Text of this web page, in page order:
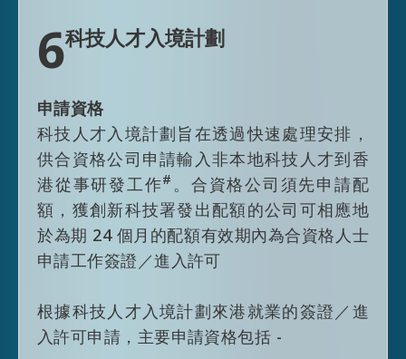
逗留時，申請人須提供證明文件以證明已
於香港定居及對香港有所貢獻，例如擔任
並且獲得穩定收入，或於香港建立或參與
具合理規模的業務。獲批准延期逗留的申
請人通常會以3+2年的模式獲准在港逗
留，而不受其他逗留條件限制。符合頂尖
人才類別資格人士一般會獲准延長逗留5
年，而不受其他逗留條件限制。
以「成就計分制」獲本計劃核准來港人
不受其他逗留條件限制。
6科技人才入境計劃
申請資格
科技人才入境計劃旨在透過快速處理安排，
供合資格公司申請輸入非本地科技人才到香
港從事研發工作# 。合資格公司須先申請配
額，獲創新科技署發出配額的公司可相應地
於為期 24 個月的配額有效期內為合資格人士
申請工作簽證／進入許可
根據科技人才入境計劃來港就業的簽證／進
入許可申請，主要申請資格包括 -